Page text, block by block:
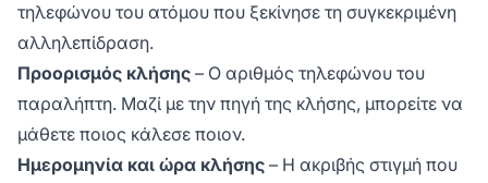
τηλεφώνου του ατόμου που ξεκίνησε τη συγκεκριμένη
αλληλεπίδραση.
Προορισμός κλήσης – Ο αριθμός τηλεφώνου του
παραλήπτη. Μαζί με την πηγή της κλήσης, μπορείτε να
μάθετε ποιος κάλεσε ποιον.
Ημερομηνία και ώρα κλήσης – Η ακριβής στιγμή που